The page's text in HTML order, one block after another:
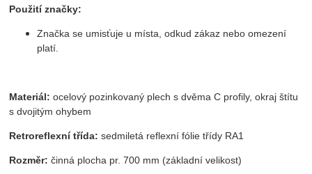
Použití značky:
Značka se umisťuje u místa, odkud zákaz nebo omezení
platí.
Materiál: ocelový pozinkovaný plech s dvěma C profily, okraj štítu
s dvojitým ohybem
Retroreflexní třída: sedmiletá reflexní fólie třídy RA1
Rozměr: činná plocha pr. 700 mm (základní velikost)